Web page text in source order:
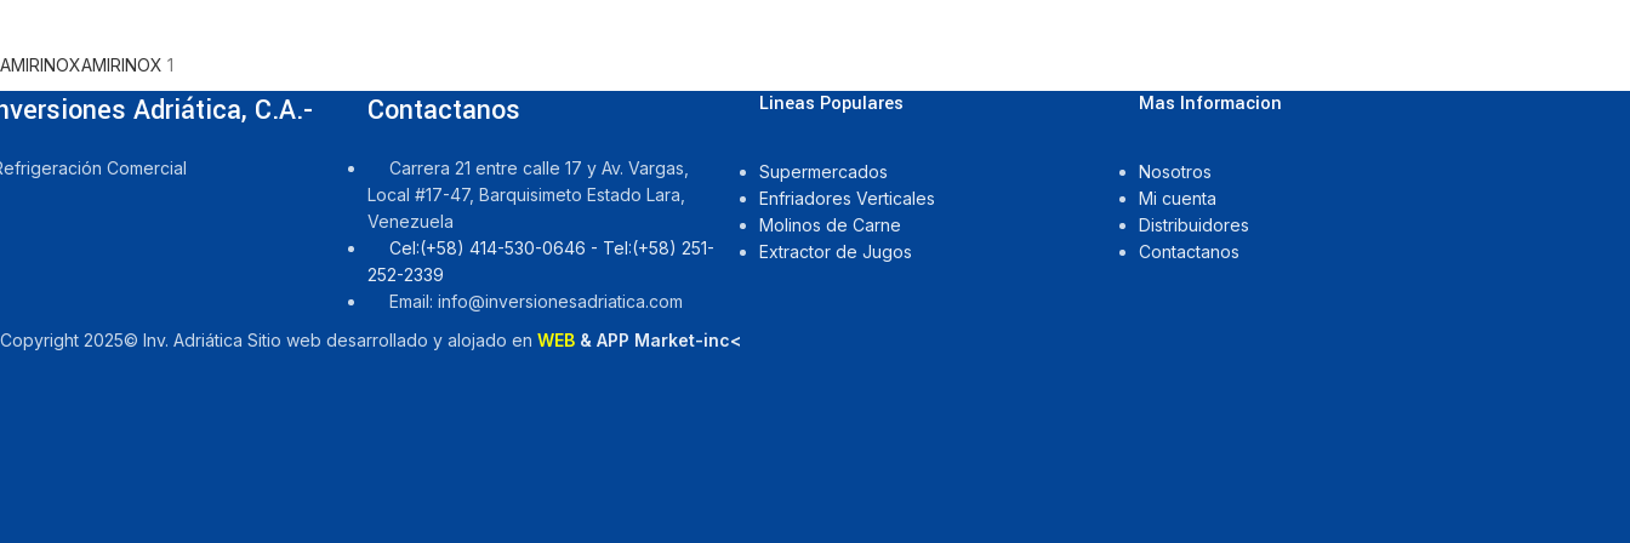
AMIRINOXAMIRINOX 1
Adriática, C.A.-
Comercial
Contactanos
Carrera 21 entre calle 17 y Av. Vargas,
Local #17-47, Barquisimeto Estado Lara,
Venezuela
Cel:‪(+58) 414-530-0646‬ - Tel:‪(+58) 251-
252-2339
Email: info@inversionesadriatica.com
Lineas Populares
Supermercados
Enfriadores Verticales
Molinos de Carne
Extractor de Jugos
Mas Informacion
Nosotros
Mi cuenta
Distribuidores
Contactanos
Copyright 2025© Inv. Adriática Sitio web desarrollado y alojado en WEB & APP Market-inc<